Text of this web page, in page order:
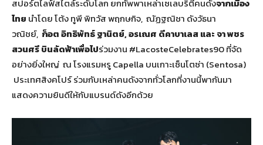
สปอร์ตไลฟ์สไตล์ระดับโลก ยกทัพพาเหล่าเซเลบริตี้คนดังจากเมือง
ไทย นำโดย โต้ง ทูพี พิทวัส พฤกษกิจ, ณัฏฐณิชา ดังวัธนา
วณิชย์, ก็อต อิทธิพัทธ์ ฐานิตย์, อรเณศ ดีคาบาเลส และ จา พชร
สวนศรี บินลัดฟ้าเพื่อไปร่วมงาน #LacosteCelebrates90 ที่จัด
อย่างยิ่งใหญ่ ณ โรงแรมหรู Capella บนเกาะเซ็นโตซ่า (Sentosa)
ประเทศสิงคโปร์ ร่วมกับเหล่าคนดังจากทั่วโลกที่งานนี้พากันมา
แสดงความยินดีให้กับแบรนด์ดังอีกด้วย